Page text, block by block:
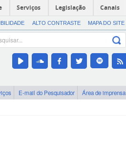
Serviços Legislação Canais
ALTO CONTRASTE MAPA DO SITE
E-mail do Pesquisador Área de imprensa